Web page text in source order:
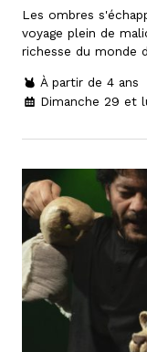
Les ombres
voyage plein de
richesse du monde
À partir de 4 ans
Dimanche 29 et